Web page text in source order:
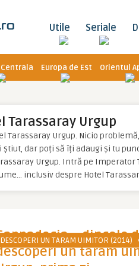
Utile Seriale
Europa de Est Orientul
Tarassaray Urgup
Tarassaray Urgup. Nicio
dar poți să îți adaugi și tu
Urgup. Intră pe Imperator
inclusiv despre Hotel
DESCOPERI UN TARAM UIMITOR (2014)
– dincolo
un taram